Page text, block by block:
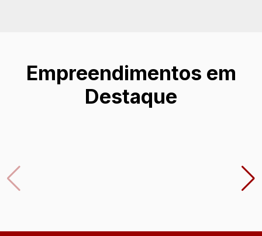
Empreendimentos em
Destaque